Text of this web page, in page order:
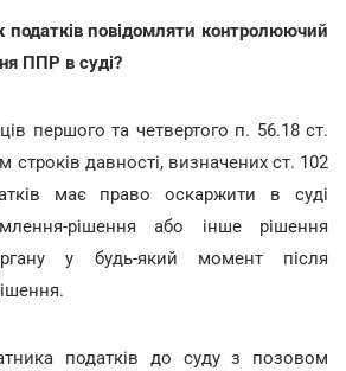
податків повідомляти контролюючий
ППР в суді?
першого та четвертого п. 56.18 ст.
строків давності, визначених ст. 102
має право оскаржити в суді
рішення або інше рішення
у будь-який момент після
податків до суду з позовом